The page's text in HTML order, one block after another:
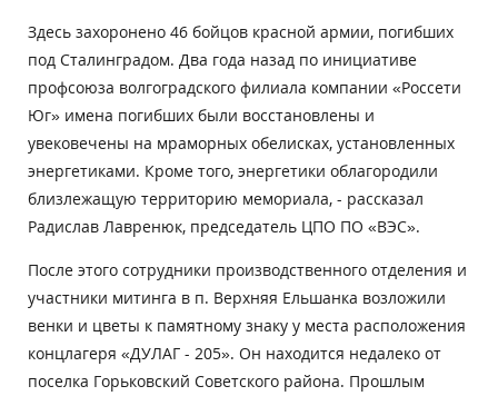
Здесь захоронено 46 бойцов красной армии, погибших
под Сталинградом. Два года назад по инициативе
профсоюза волгоградского филиала компании «Россети
Юг» имена погибших были восстановлены и
увековечены на мраморных обелисках, установленных
энергетиками. Кроме того, энергетики облагородили
близлежащую территорию мемориала, - рассказал
Радислав Лавренюк, председатель ЦПО ПО «ВЭС».
После этого сотрудники производственного отделения и
участники митинга в п. Верхняя Ельшанка возложили
венки и цветы к памятному знаку у места расположения
концлагеря «ДУЛАГ - 205». Он находится недалеко от
поселка Горьковский Советского района. Прошлым